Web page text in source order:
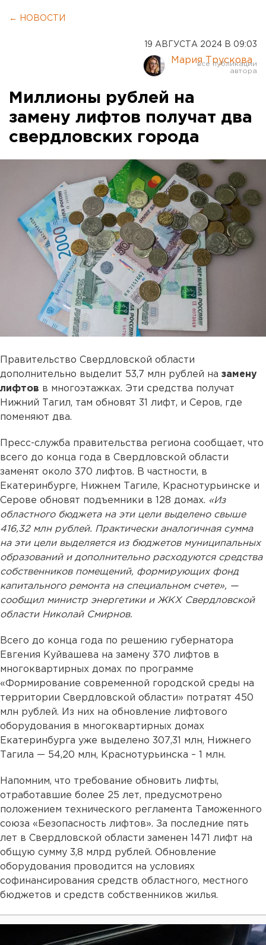
← НОВОСТИ
19 АВГУСТА 2024 В 09:03
Мария Трускова
Миллионы рублей на
замену лифтов получат два
свердловских города
Правительство Свердловской области
дополнительно выделит 53,7 млн рублей на замену
лифтов в многоэтажках. Эти средства получат
Нижний Тагил, там обновят 31 лифт, и Серов, где
поменяют два.
Пресс-служба правительства региона сообщает, что
всего до конца года в Свердловской области
заменят около 370 лифтов. В частности, в
Екатеринбурге, Нижнем Тагиле, Краснотурьинске и
Серове обновят подъемники в 128 домах. «Из
областного бюджета на эти цели выделено свыше
416,32 млн рублей. Практически аналогичная сумма
на эти цели выделяется из бюджетов муниципальных
образований и дополнительно расходуются средства
собственников помещений, формирующих фонд
капитального ремонта на специальном счете», —
сообщил министр энергетики и ЖКХ Свердловской
области Николай Смирнов.
Всего до конца года по решению губернатора
Евгения Куйвашева на замену 370 лифтов в
многоквартирных домах по программе
«Формирование современной городской среды на
территории Свердловской области» потратят 450
млн рублей. Из них на обновление лифтового
оборудования в многоквартирных домах
Екатеринбурга уже выделено 307,31 млн, Нижнего
Тагила — 54,20 млн, Краснотурьинска – 1 млн.
Напомним, что требование обновить лифты,
отработавшие более 25 лет, предусмотрено
положением технического регламента Таможенного
союза «Безопасность лифтов». За последние пять
лет в Свердловской области заменен 1471 лифт на
общую сумму 3,8 млрд рублей. Обновление
оборудования проводится на условиях
софинансирования средств областного, местного
бюджетов и средств собственников жилья.